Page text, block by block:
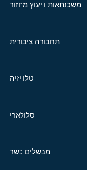
משכנתאות וייעוץ מחזור
תחבורה ציבורית
טלוויזיה
סלולארי
מבשלים כשר